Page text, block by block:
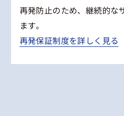
再発防止のため、継続的な
ます。
再発保証制度を詳しく見る